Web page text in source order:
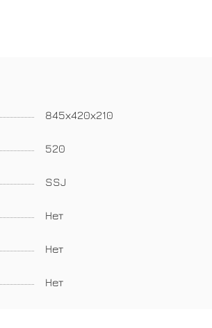
845х420х210
520
SSJ
Нет
Нет
Нет